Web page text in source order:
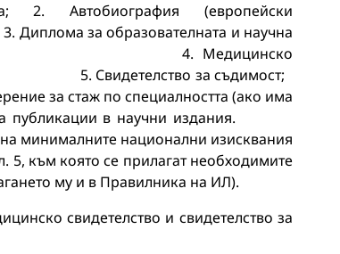
Автобиография (европейски
и научна
Медицинско
за съдимост;
(ако има
в научни издания.
национални изисквания
5, към която се прилагат необходимите
му и в Правилника на ИЛ).
свидетелство и свидетелство за